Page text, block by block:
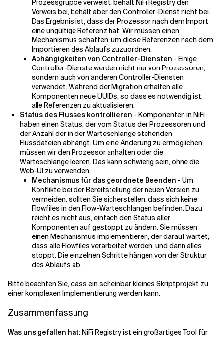
Prozessgruppe verweist, behält NiFi Registry den
Verweis bei, behält aber den Controller-Dienst nicht bei.
Das Ergebnis ist, dass der Prozessor nach dem Import
eine ungültige Referenz hat. Wir müssen einen
Mechanismus schaffen, um diese Referenzen nach dem
Importieren des Ablaufs zuzuordnen.
Abhängigkeiten von Controller-Diensten - Einige
Controller-Dienste werden nicht nur von Prozessoren,
sondern auch von anderen Controller-Diensten
verwendet. Während der Migration erhalten alle
Komponenten neue UUIDs, so dass es notwendig ist,
alle Referenzen zu aktualisieren.
Status des Flusses kontrollieren - Komponenten in NiFi
haben einen Status, der vom Status der Prozessoren und
der Anzahl der in der Warteschlange stehenden
Flussdateien abhängt. Um eine Änderung zu ermöglichen,
müssen wir den Prozessor anhalten oder die
Warteschlange leeren. Das kann schwierig sein, ohne die
Web-UI zu verwenden.
Mechanismus für das geordnete Beenden - Um
Konflikte bei der Bereitstellung der neuen Version zu
vermeiden, sollten Sie sicherstellen, dass sich keine
Flowfiles in den Flow-Warteschlangen befinden. Dazu
reicht es nicht aus, einfach den Status aller
Komponenten auf gestoppt zu ändern. Sie müssen
einen Mechanismus implementieren, der darauf wartet,
dass alle Flowfiles verarbeitet werden, und dann alles
stoppt. Die einzelnen Schritte hängen von der Struktur
des Ablaufs ab.
Bitte beachten Sie, dass ein scheinbar kleines Skriptprojekt zu
einer komplexen Implementierung werden kann.
Zusammenfassung
Was uns gefallen hat:NiFi Registry ist ein großartiges Tool für